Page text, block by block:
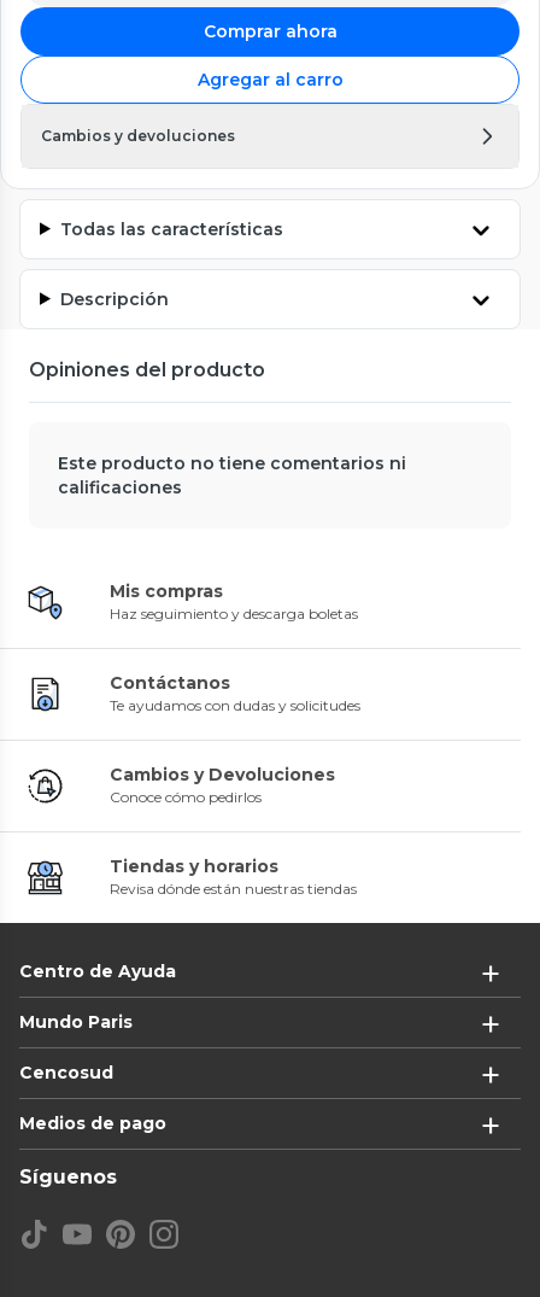
Comprar ahora
Agregar al carro
Cambios y devoluciones
Todas las características
Descripción
Opiniones del producto
Este producto no tiene comentarios ni
calificaciones
Mis compras
Haz seguimiento y descarga boletas
Contáctanos
Te ayudamos con dudas y solicitudes
Cambios y Devoluciones
Conoce cómo pedirlos
Tiendas y horarios
Revisa dónde están nuestras tiendas
Centro de Ayuda
Mundo Paris
Cencosud
Medios de pago
Síguenos